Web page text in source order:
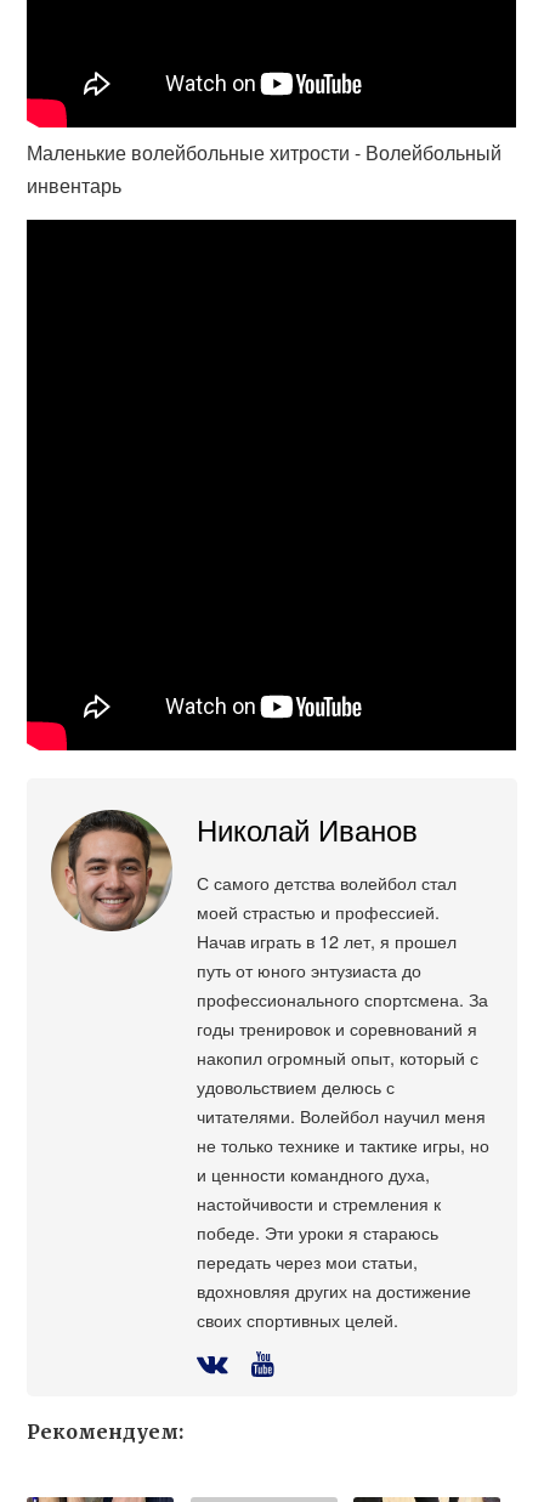
Маленькие волейбольные хитрости - Волейбольный
инвентарь
Николай Иванов
С самого детства волейбол стал
моей страстью и профессией.
Начав играть в 12 лет, я прошел
путь от юного энтузиаста до
профессионального спортсмена. За
годы тренировок и соревнований я
накопил огромный опыт, который с
удовольствием делюсь с
читателями. Волейбол научил меня
не только технике и тактике игры, но
и ценности командного духа,
настойчивости и стремления к
победе. Эти уроки я стараюсь
передать через мои статьи,
вдохновляя других на достижение
своих спортивных целей.
Рекомендуем: